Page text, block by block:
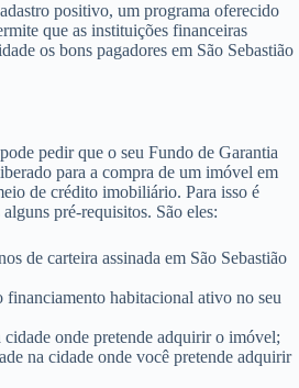
positivo, um programa oferecido
que as instituições financeiras
os bons pagadores em São Sebastião
pedir que o seu Fundo de Garantia
para a compra de um imóvel em
de crédito imobiliário. Para isso é
pré-requisitos. São eles:
de carteira assinada em São Sebastião
financiamento habitacional ativo no seu
onde pretende adquirir o imóvel;
na cidade onde você pretende adquirir